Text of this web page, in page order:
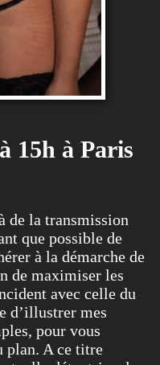
15h à Paris
de la transmission
que possible de
à la démarche de
de maximiser les
avec celle du
d’illustrer mes
pour vous
plan. A ce titre